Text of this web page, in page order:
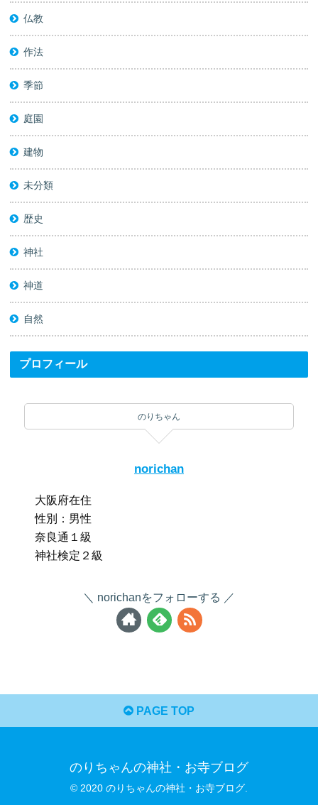
仏教
作法
季節
庭園
建物
未分類
歴史
神社
神道
自然
プロフィール
のりちゃん
norichan
大阪府在住
性別：男性
奈良通１級
神社検定２級
norichanをフォローする
PAGE TOP
のりちゃんの神社・お寺ブログ
© 2020 のりちゃんの神社・お寺ブログ.